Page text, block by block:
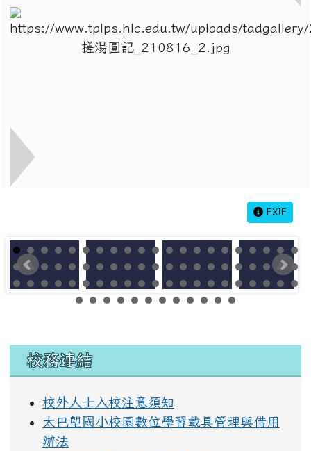
EXIF
左邊區域內容
校務連結
校外人士入校注意須知
太巴塱國小校園數位學習載具管理與借用
辦法